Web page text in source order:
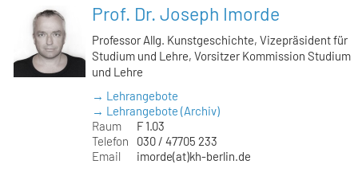
Prof. Dr. Joseph Imorde
Professor Allg. Kunstgeschichte, Vizepräsident für
Studium und Lehre, Vorsitzer Kommission Studium
und Lehre
→ Lehrangebote
→ Lehrangebote (Archiv)
Raum
F 1.03
Telefon
030 / 47705 233
Email
imorde(at)kh-berlin.de